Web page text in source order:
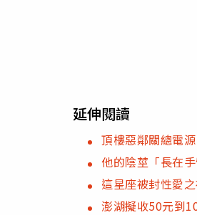
延伸閱讀
頂樓惡鄰關總電
他的陰莖「長在
這星座被封性愛
澎湖擬收50元到